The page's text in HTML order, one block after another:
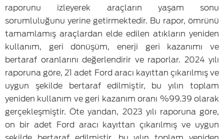
raporunu izleyerek araçların yaşam sonu
sorumluluğunu yerine getirmektedir. Bu rapor, ömrünü
tamamlamış araçlardan elde edilen atıkların yeniden
kullanım, geri dönüşüm, enerji geri kazanımı ve
bertaraf oranlarını değerlendirir ve raporlar. 2024 yılı
raporuna göre, 21 adet Ford aracı kayıttan çıkarılmış ve
uygun şekilde bertaraf edilmiştir, bu yılın toplam
yeniden kullanım ve geri kazanım oranı %99.39 olarak
gerçekleşmiştir. Öte yandan, 2023 yılı raporuna göre,
on bir adet Ford aracı kayıttan çıkarılmış ve uygun